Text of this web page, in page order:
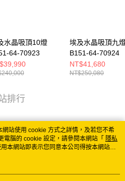
水晶吸頂10燈
64-70923
埃及水晶吸頂九
B151-64-70924
NT$41,680
NT$250,080
排行
站使用 cookie 方式之詳情，及若您不希
電腦的 cookie 設定，請參閱本網站「 隱私
本網站即表示您同意本公司得按本網站使